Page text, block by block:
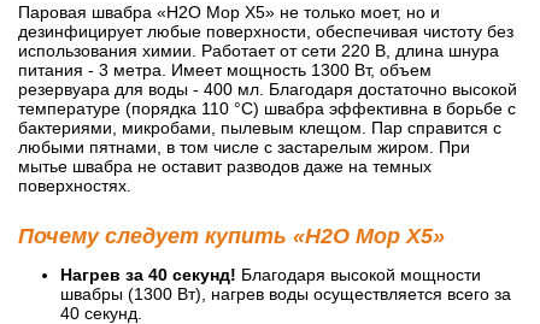
Паровая швабра «H2O Mop X5» не только моет, но и
дезинфицирует любые поверхности, обеспечивая чистоту без
использования химии. Работает от сети 220 В, длина шнура
питания - 3 метра. Имеет мощность 1300 Вт, объем
резервуара для воды - 400 мл. Благодаря достаточно высокой
температуре (порядка 110 °C) швабра эффективна в борьбе с
бактериями, микробами, пылевым клещом. Пар справится с
любыми пятнами, в том числе с застарелым жиром. При
мытье швабра не оставит разводов даже на темных
поверхностях.
Почему следует купить «H2O Mop X5»
Нагрев за 40 секунд! Благодаря высокой мощности
швабры (1300 Вт), нагрев воды осуществляется всего за
40 секунд.